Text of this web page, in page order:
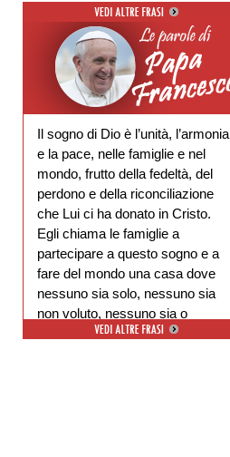
Il sogno di Dio è l’unità, l’armonia
e la pace, nelle famiglie e nel
mondo, frutto della fedeltà, del
perdono e della riconciliazione
che Lui ci ha donato in Cristo.
Egli chiama le famiglie a
partecipare a questo sogno e a
fare del mondo una casa dove
nessuno sia solo, nessuno sia
non voluto, nessuno sia o